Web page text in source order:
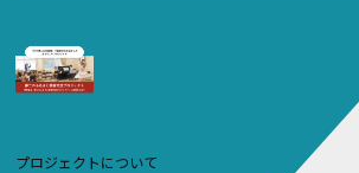
プロジェクトについて